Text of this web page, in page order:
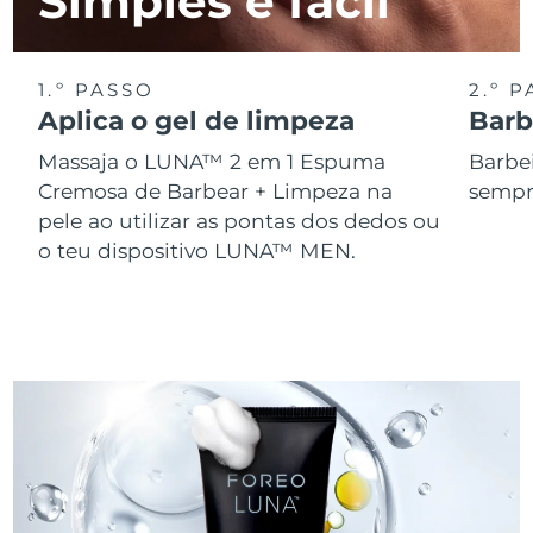
1.º PASSO
Aplica o gel de limpeza
Massaja o LUNA™ 2 em 1 Espuma
Cremosa de Barbear + Limpeza na
pele ao utilizar as pontas dos dedos ou
o teu dispositivo LUNA™ MEN.
2.º
Omã Entrega prevista 11.08.2026
Polônia Entrega prevista 09.08.2026
Portugal Entrega prevista 08.08.2026
Porto Rico Entrega prevista
Entrega prevista08.08.2026
Rússia Entrega prevista
Arábia Saudita Entrega prevista